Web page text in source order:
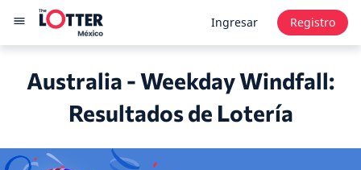
Ingresar Registro
Australia - Weekday Windfall:
Resultados de Lotería